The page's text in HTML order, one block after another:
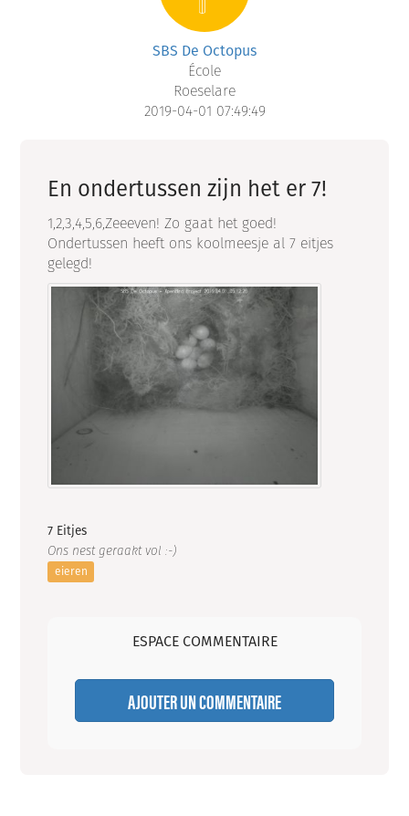
SBS De Octopus
École
Roeselare
2019-04-01 07:49:49
En ondertussen zijn het er 7!
1,2,3,4,5,6,Zeeeven! Zo gaat het goed!
Ondertussen heeft ons koolmeesje al 7 eitjes
gelegd!
7 Eitjes
Ons nest geraakt vol :-)
eieren
ESPACE COMMENTAIRE
AJOUTER UN COMMENTAIRE